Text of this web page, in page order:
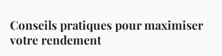
Conseils pratiques pour maximiser
votre rendement